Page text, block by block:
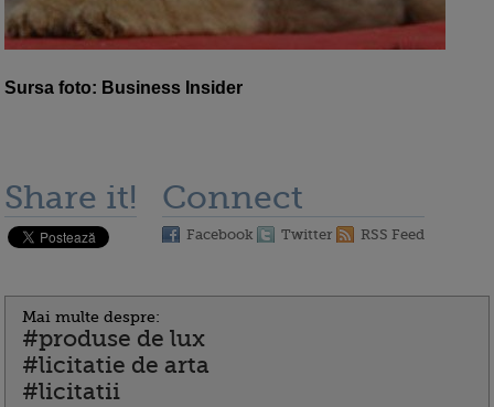
Sursa foto: Business Insider
Share it! Connect
Facebook Twitter RSS Feed
Mai multe despre:
#produse de lux
#licitatie de arta
#licitatii